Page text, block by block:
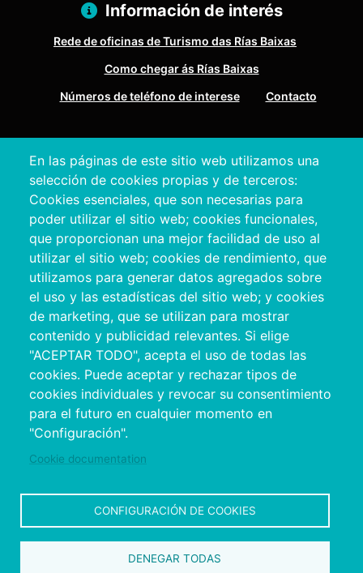
En las páginas de este sitio web utilizamos una
selección de cookies propias y de terceros:
Cookies esenciales, que son necesarias para
poder utilizar el sitio web; cookies funcionales,
que proporcionan una mejor facilidad de uso al
utilizar el sitio web; cookies de rendimiento, que
utilizamos para generar datos agregados sobre
el uso y las estadísticas del sitio web; y cookies
de marketing, que se utilizan para mostrar
contenido y publicidad relevantes. Si elige
"ACEPTAR TODO", acepta el uso de todas las
cookies. Puede aceptar y rechazar tipos de
cookies individuales y revocar su consentimiento
para el futuro en cualquier momento en
"Configuración".
Cookie documentation
CONFIGURACIÓN DE COOKIES
DENEGAR TODAS
Información de interés
Rede de oficinas de Turismo das Rías Baixas
Como chegar ás Rías Baixas
Números de teléfono de interese
Contacto
Pontevedra
+34 986 804 100 | +34 986 804 124
Copyright © 2026. Deputación Provincial de
Pontevedra.Todos os dereitos reservados
Aviso
Accessibility